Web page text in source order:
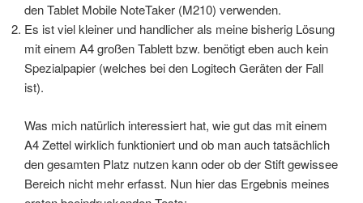
den Tablet Mobile NoteTaker (M210) verwenden.
Es ist viel kleiner und handlicher als meine bisherig Lösung
mit einem A4 großen Tablett bzw. benötigt eben auch kein
Spezialpapier (welches bei den Logitech Geräten der Fall
ist).
Was mich natürlich interessiert hat, wie gut das mit einem
A4 Zettel wirklich funktioniert und ob man auch tatsächlich
den gesamten Platz nutzen kann oder ob der Stift gewissee
Bereich nicht mehr erfasst. Nun hier das Ergebnis meines